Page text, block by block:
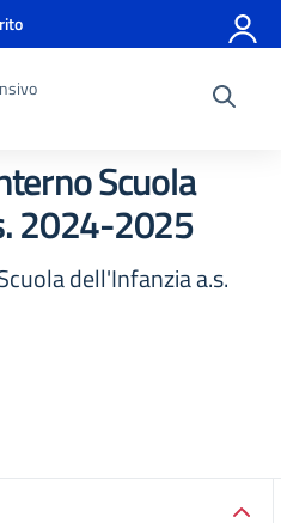
Scuola
2024-2025
dell'Infanzia a.s.